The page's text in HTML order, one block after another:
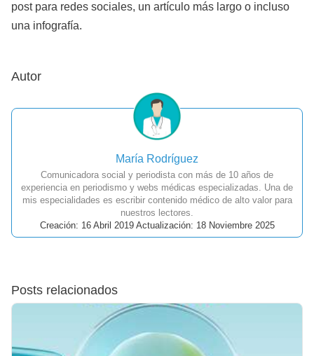
post para redes sociales, un artículo más largo o incluso
una infografía.
Autor
María Rodríguez
Comunicadora social y periodista con más de 10 años de
experiencia en periodismo y webs médicas especializadas. Una de
mis especialidades es escribir contenido médico de alto valor para
nuestros lectores.
Creación: 16 Abril 2019 Actualización: 18 Noviembre 2025
Posts relacionados